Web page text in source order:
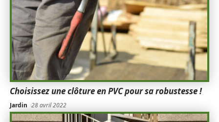
Choisissez une clôture en PVC pour sa robustesse !
Jardin 28 avril 2022